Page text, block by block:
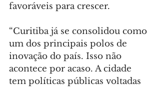
favoráveis para crescer.
“Curitiba já se consolidou como
um dos principais polos de
inovação do país. Isso não
acontece por acaso. A cidade
tem políticas públicas voltadas